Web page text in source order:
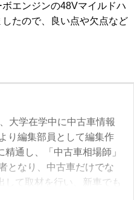
エンジンの48Vマイルドハ
たので、良い点や欠点など
大学在学中に中古車情報
り編集部員として編集作
通し、「中古車相場師」
となり、中古車だけでな
て取材を行い、新車でも
車種の動向や流行りの装